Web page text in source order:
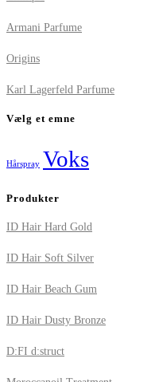
Armani Parfume
Origins
Karl Lagerfeld Parfume
Vælg et emne
Hårspray Voks
Produkter
ID Hair Hard Gold
ID Hair Soft Silver
ID Hair Beach Gum
ID Hair Dusty Bronze
D:FI d:struct